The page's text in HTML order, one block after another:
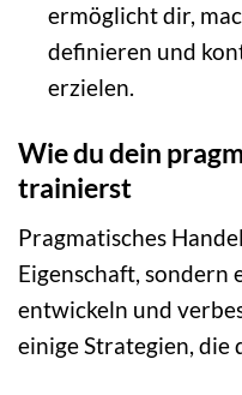
ermöglicht dir,
definieren und
erzielen.
Wie du dein
trainierst
Pragmatisches
Eigenschaft, sondern
entwickeln und
einige Strategien, die